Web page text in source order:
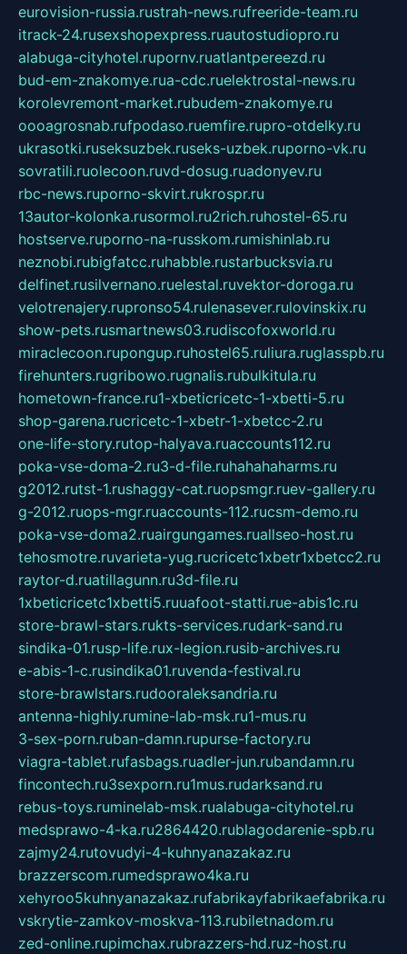
eurovision-russia.rustrah-news.rufreeride-team.ru
itrack-24.rusexshopexpress.ruautostudiopro.ru
alabuga-cityhotel.rupornv.ruatlantpereezd.ru
bud-em-znakomye.rua-cdc.ruelektrostal-news.ru
korolevremont-market.rubudem-znakomye.ru
oooagrosnab.rufpodaso.ruemfire.rupro-otdelky.ru
ukrasotki.ruseksuzbek.ruseks-uzbek.ruporno-vk.ru
sovratili.ruolecoon.ruvd-dosug.ruadonyev.ru
rbc-news.ruporno-skvirt.rukrospr.ru
13autor-kolonka.rusormol.ru2rich.ruhostel-65.ru
hostserve.ruporno-na-russkom.rumishinlab.ru
neznobi.rubigfatcc.ruhabble.rustarbucksvia.ru
delfinet.rusilvernano.ruelestal.ruvektor-doroga.ru
velotrenajery.rupronso54.rulenasever.rulovinskix.ru
show-pets.rusmartnews03.rudiscofoxworld.ru
miraclecoon.rupongup.ruhostel65.ruliura.ruglasspb.ru
firehunters.rugribowo.rugnalis.rubulkitula.ru
hometown-france.ru1-xbeticricetc-1-xbetti-5.ru
shop-garena.rucricetc-1-xbetr-1-xbetcc-2.ru
one-life-story.rutop-halyava.ruaccounts112.ru
poka-vse-doma-2.ru3-d-file.ruhahahaharms.ru
g2012.rutst-1.rushaggy-cat.ruopsmgr.ruev-gallery.ru
g-2012.ruops-mgr.ruaccounts-112.rucsm-demo.ru
poka-vse-doma2.ruairgungames.ruallseo-host.ru
tehosmotre.ruvarieta-yug.rucricetc1xbetr1xbetcc2.ru
raytor-d.ruatillagunn.ru3d-file.ru
1xbeticricetc1xbetti5.ruuafoot-statti.rue-abis1c.ru
store-brawl-stars.rukts-services.rudark-sand.ru
sindika-01.rusp-life.rux-legion.rusib-archives.ru
e-abis-1-c.rusindika01.ruvenda-festival.ru
store-brawlstars.rudooraleksandria.ru
antenna-highly.rumine-lab-msk.ru1-mus.ru
3-sex-porn.ruban-damn.rupurse-factory.ru
viagra-tablet.rufasbags.ruadler-jun.rubandamn.ru
fincontech.ru3sexporn.ru1mus.rudarksand.ru
rebus-toys.ruminelab-msk.rualabuga-cityhotel.ru
medsprawo-4-ka.ru2864420.rublagodarenie-spb.ru
zajmy24.rutovudyi-4-kuhnyanazakaz.ru
brazzerscom.rumedsprawo4ka.ru
xehyroo5kuhnyanazakaz.rufabrikayfabrikaefabrika.ru
vskrytie-zamkov-moskva-113.rubiletnadom.ru
zed-online.rupimchax.rubrazzers-hd.ruz-host.ru